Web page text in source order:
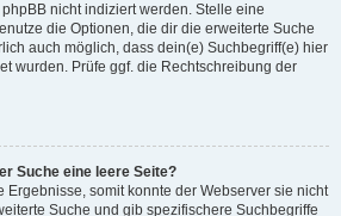
nicht indiziert werden. Stelle eine
die Optionen, die dir die erweiterte Suche
auch möglich, dass dein(e) Suchbegriff(e) hier
wurden. Prüfe ggf. die Rechtschreibung der
Suche eine leere Seite?
Ergebnisse, somit konnte der Webserver sie nicht
Suche und gib spezifischere Suchbegriffe